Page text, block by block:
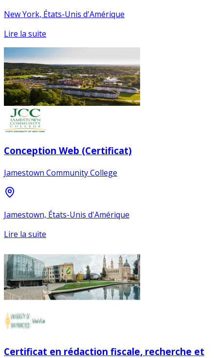
New York, États-Unis d'Amérique
Lire la suite
Conception Web (Certificat)
Jamestown Community College
Jamestown, États-Unis d'Amérique
Lire la suite
Certificat en rédaction fiscale, recherche et